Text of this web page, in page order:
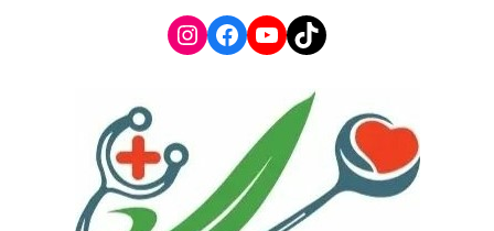
Instagram
Facebook
YouTube
TikTok